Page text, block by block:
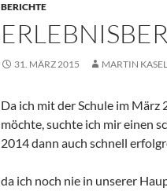
BERICHTE
31. MÄRZ 2015 MARTIN KASEL
Da ich mit der Schule im
möchte, suchte ich mir einen
2014 dann auch schnell
da ich noch nie in unserer